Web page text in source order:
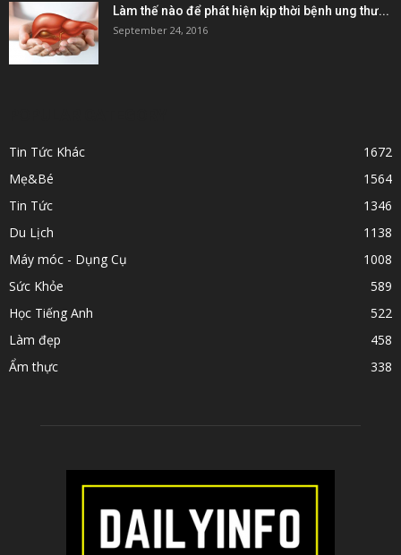
Làm thế nào để phát hiện kịp thời bệnh ung thư...
September 24, 2016
Tin Tức Khác
1672
Mẹ&Bé
1564
Tin Tức
1346
Du Lịch
1138
Máy móc - Dụng Cụ
1008
Sức Khỏe
589
Học Tiếng Anh
522
Làm đẹp
458
Ẩm thực
338